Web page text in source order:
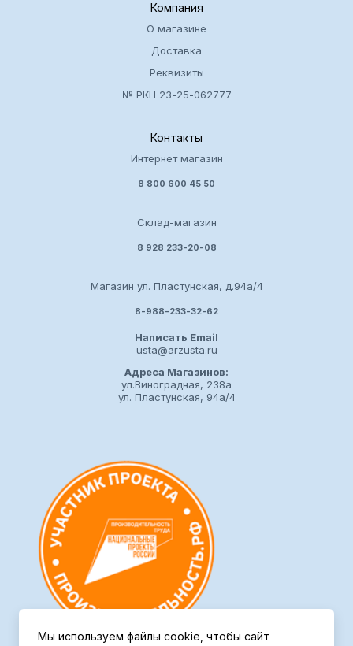
Компания
О магазине
Доставка
Реквизиты
№ РКН 23-25-062777
Контакты
Интернет магазин
8 800 600 45 50
Склад-магазин
8 928 233-20-08
Магазин ул. Пластунская, д.94а/4
8-988-233-32-62
Написать Email
usta@arzusta.ru
Адреса Магазинов:
ул.Виноградная, 238а
ул. Пластунская, 94а/4
Мы используем файлы cookie, чтобы сайт